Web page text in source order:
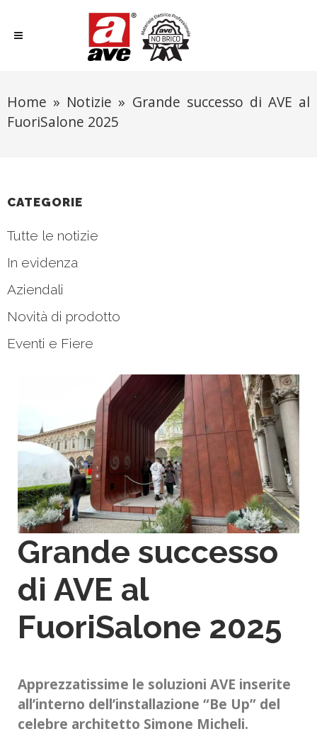
Home » Notizie » Grande successo di AVE al
FuoriSalone 2025
CATEGORIE
Tutte le notizie
In evidenza
Aziendali
Novità di prodotto
Eventi e Fiere
Grande successo
di AVE al
FuoriSalone 2025
Apprezzatissime le soluzioni AVE inserite
all’interno dell’installazione “Be Up” del
celebre architetto Simone Micheli.